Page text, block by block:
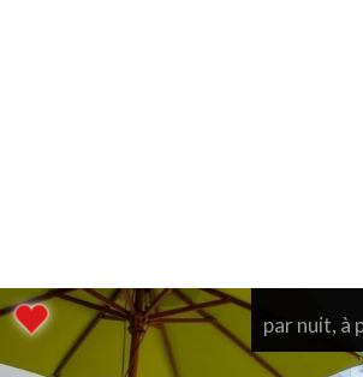
par nuit, à